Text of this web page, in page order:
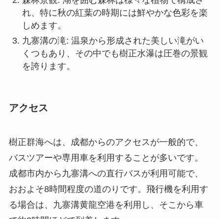
アクセス
樹正群海へは、成都からのアクセスが一般的で、
おおよそ8時間程度の道のりです。飛行機を利用す
で約2時間ほどで到着します。
観光シーズンは主に春から秋にかけてですが、四
季を通じて訪れる価値があります。特に9月から10
月の紅葉の季節は見逃せません。入場時間は通常